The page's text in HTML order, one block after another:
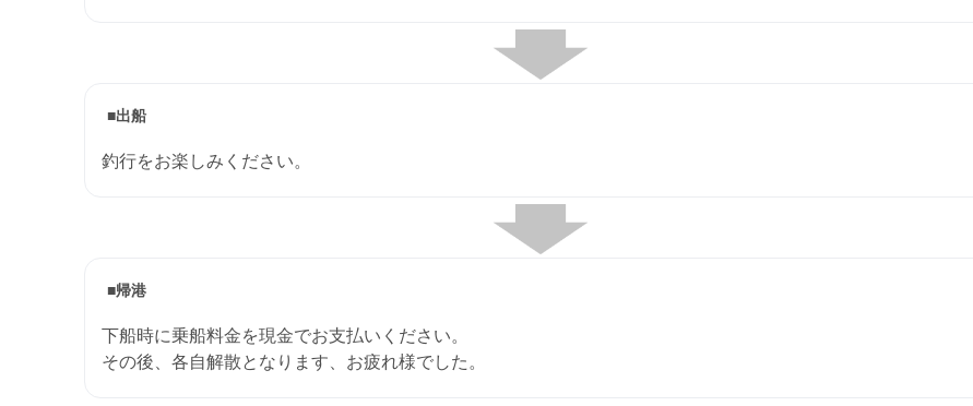
■出船
釣行をお楽しみください。
■帰港
下船時に乗船料金を現金でお支払いください。
その後、各自解散となります、お疲れ様でした。